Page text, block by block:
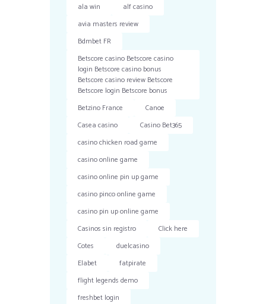
ala win
alf casino
avia masters review
Bdmbet FR
Betscore casino Betscore casino
login Betscore casino bonus
Betscore casino review Betscore
Betscore login Betscore bonus
Betzino France
Canoe
Casea casino
Casino Bet365
casino chicken road game
casino online game
casino online pin up game
casino pinco online game
casino pin up online game
Casinos sin registro
Click here
Cotes
duelcasino
Elabet
fatpirate
flight legends demo
freshbet login